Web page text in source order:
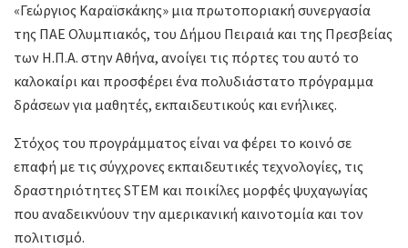
«Γεώργιος Καραϊσκάκης» μια πρωτοποριακή συνεργασία
της ΠΑΕ Ολυμπιακός, του Δήμου Πειραιά και της Πρεσβείας
των Η.Π.Α. στην Αθήνα, ανοίγει τις πόρτες του αυτό το
καλοκαίρι και προσφέρει ένα πολυδιάστατο πρόγραμμα
δράσεων για μαθητές, εκπαιδευτικούς και ενήλικες.
Στόχος του προγράμματος είναι να φέρει το κοινό σε
επαφή με τις σύγχρονες εκπαιδευτικές τεχνολογίες, τις
δραστηριότητες STEM και ποικίλες μορφές ψυχαγωγίας
που αναδεικνύουν την αμερικανική καινοτομία και τον
πολιτισμό.